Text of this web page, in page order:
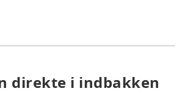
direkte i indbakken